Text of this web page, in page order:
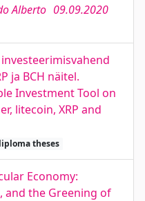
Alberto 09.09.2020
ja BCH näitel.
Investment Tool on
litecoin, XRP and
theses
Economy:
and the Greening of